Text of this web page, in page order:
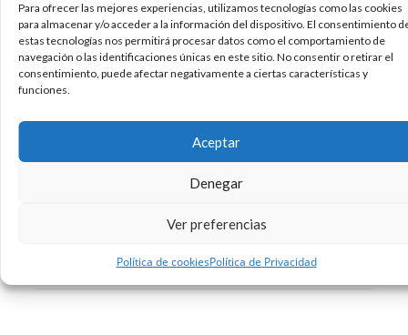
Para ofrecer las mejores experiencias, utilizamos tecnologías como las cookies
para almacenar y/o acceder a la información del dispositivo. El consentimiento
estas tecnologías nos permitirá procesar datos como el comportamiento de
navegación o las identificaciones únicas en este sitio. No consentir o retirar el
consentimiento, puede afectar negativamente a ciertas características y
funciones.
Aceptar
Denegar
Ver preferencias
Política de cookiesPolítica de Privacidad
¿Para qué caminar, sentarse o simplemente
esperar cuando podríamos estar twitteando y
whatsappeando al mismo tiempo? Hoy en día da
la impresión de que el ser humano no está
programado para estar constantemente en
modo on, ¿verdad? La sobreestimulación puede
tener serios impactos negativos en